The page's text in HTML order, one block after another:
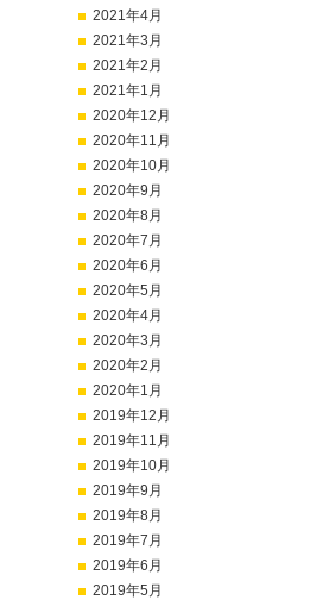
2021年4月
2021年3月
2021年2月
2021年1月
2020年12月
2020年11月
2020年10月
2020年9月
2020年8月
2020年7月
2020年6月
2020年5月
2020年4月
2020年3月
2020年2月
2020年1月
2019年12月
2019年11月
2019年10月
2019年9月
2019年8月
2019年7月
2019年6月
2019年5月